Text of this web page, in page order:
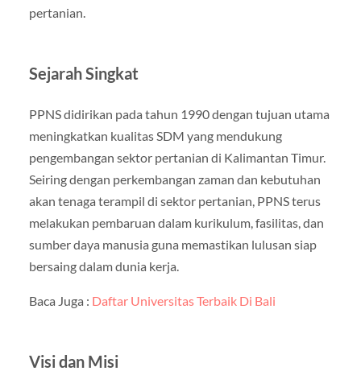
pertanian.
Sejarah Singkat
PPNS didirikan pada tahun 1990 dengan tujuan utama
meningkatkan kualitas SDM yang mendukung
pengembangan sektor pertanian di Kalimantan Timur.
Seiring dengan perkembangan zaman dan kebutuhan
akan tenaga terampil di sektor pertanian, PPNS terus
melakukan pembaruan dalam kurikulum, fasilitas, dan
sumber daya manusia guna memastikan lulusan siap
bersaing dalam dunia kerja.
Baca Juga : Daftar Universitas Terbaik Di Bali
Visi dan Misi